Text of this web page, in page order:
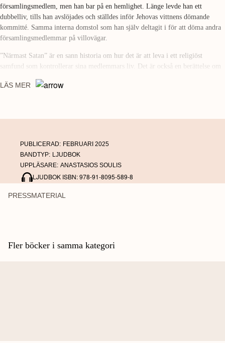
församlingsmedlem, men han bar på en hemlighet. Länge levde han ett
dubbelliv, tills han avslöjades och ställdes inför Jehovas vittnens dömande
kommitté. Samma interna domstol som han själv deltagit i för att döma andra
församlingsmedlemmar på villovägar.
”Närmast Satan” är en sann historia om hur det är att leva i ett religiöst
samfund som kontrollerar sina medlemmars liv. Det är också en berättelse om
Kristian Heinäaho jobbar ideellt i Stödföreningen för religioners offer i
LÄS MER
PUBLICERAD: FEBRUARI 2025
BANDTYP: LJUDBOK
UPPLÄSARE: ANASTASIOS SOULIS
LJUDBOK ISBN: 978-91-8095-589-8
PRESSMATERIAL
Fler böcker i samma kategori